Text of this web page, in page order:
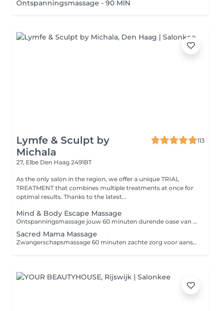
Ontspanningsmassage - 90 MIN
Lymfe & Sculpt by
Michala
113
27, Elbe Den Haag 2491BT
As the only salon in the region, we offer a unique TRIAL
TREATMENT that combines multiple treatments at once for
optimal results. Thanks to the latest...
Mind & Body Escape Massage
Ontspanningsmassage jouw 60 minuten durende oase van rust Stel je voor dat je even je ogen sluit en de wereld om je heen stilvalt. Zachte muziek, de geur van warme oliën en kalmerende aanrakingen nemen langzaam de spanning en vermoeidheid van je weg. Dat is een ontspanningsmassage in onze salon een ritueel waarbij niet alleen je lichaam tot rust komt, maar ook je geest vrijer kan ademhalen. In tegenstelling tot klassieke therapeutische massages is het doel hier geen pijnlijke drukpunten, maar diepe regeneratie met zachte technieken die de doorbloeding stimuleren, je spieren losmaken en je hoofd helemaal tot rust brengen. Het resultaat: -stress en vermoeidheid vloeien weg -je spieren voelen soepeler en je lichaam lichter -je stemming verbetert door de aanmaak van endorfines -'s avonds slaap je dieper en rustiger -je huid voelt zacht en straalt meer Een ontspanningsmassage is de perfecte keuze als je even tijd voor jezelf wilt, nieuwe energie wilt opdoen en de deur uit wilt gaan met het gevoel dat je opnieuw hebt opgeladen.
Sacred Mama Massage
Zwangerschapsmassage 60 minuten zachte zorg voor aanstaande mama's Een zwangerschap is een bijzondere periode, maar ook een grote belasting voor lichaam en geest. Een groeiende buik, hormonale veranderingen en vermoeidheid zorgen vaak voor spanning in de rug, opgezwollen benen of een onrustige slaap. Een zwangerschapsmassage is een veilige en zachte manier om ontspanning, verlichting en een moment voor jezelf te ervaren. Tijdens de 60 minuten durende massage richten we ons op de gebieden die tijdens de zwangerschap het meest worden belast rug, onderrug, nek, benen en voeten. De massage wordt uitgevoerd in een comfortabele zijligging, ondersteund door kussens, zodat elke aanraking zo aangenaam en veilig mogelijk is. Voordelen van een zwangerschapsmassage: -verlichting van rug-, schouder- en onderrugklachten -vermindering van opgezwollen benen -diepe ontspanning en een betere nachtrust -vermindering van stress en spanning -betere bloed- en lymfecirculatie -een gevoel van welzijn voor moeder én baby Een zwangerschapsmassage is een prachtig cadeau dat elke aanstaande mama verdient een moment om even te ontspannen en zich volledig te richten op zichzelf en haar kindje.